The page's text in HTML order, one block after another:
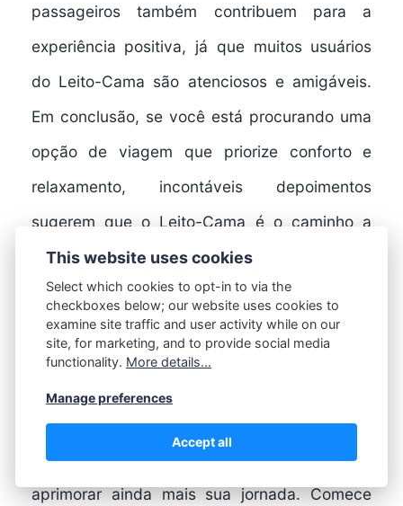
passageiros também contribuem para a
experiência positiva, já que muitos usuários
do Leito-Cama são atenciosos e amigáveis.
Em conclusão, se você está procurando uma
opção de viagem que priorize conforto e
relaxamento, incontáveis depoimentos
sugerem que o Leito-Cama é o caminho a
seguir.
Escolhendo o Modelo
de Leito-Cama Certo
Com um crescente interesse naexperiência
Leito-Cama, escolher o modelo certo pode
aprimorar ainda mais sua jornada. Comece
This website uses cookies
Select which cookies to opt-in to via the
checkboxes below; our website uses cookies to
examine site traffic and user activity while on our
site, for marketing, and to provide social media
functionality. More details...
Manage preferences
Accept all